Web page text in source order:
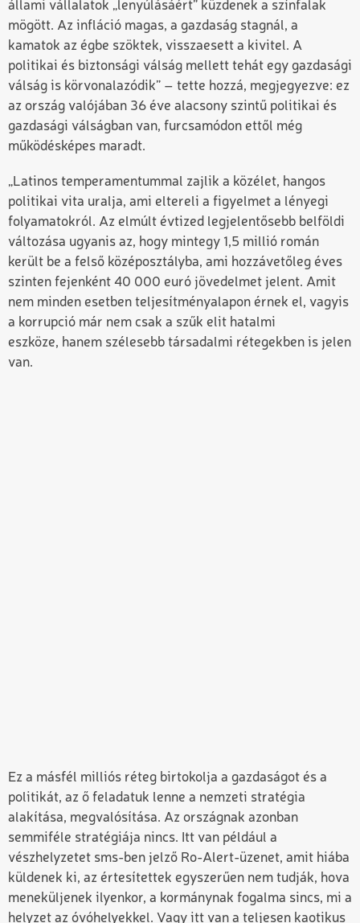
állami vállalatok „lenyúlásáért” küzdenek a színfalak
mögött. Az infláció magas, a gazdaság stagnál, a
kamatok az égbe szöktek, visszaesett a kivitel. A
politikai és biztonsági válság mellett tehát egy gazdasági
válság is körvonalazódik” – tette hozzá, megjegyezve: ez
az ország valójában 36 éve alacsony szintű politikai és
gazdasági válságban van, furcsamódon ettől még
működésképes maradt.
„Latinos temperamentummal zajlik a közélet, hangos
politikai vita uralja, ami eltereli a figyelmet a lényegi
folyamatokról. Az elmúlt évtized legjelentősebb belföldi
változása ugyanis az, hogy mintegy 1,5 millió román
került be a felső középosztályba, ami hozzávetőleg éves
szinten fejenként 40 000 euró jövedelmet jelent. Amit
nem minden esetben teljesítményalapon érnek el, vagyis
a korrupció már nem csak a szűk elit hatalmi
eszköze, hanem szélesebb társadalmi rétegekben is jelen
van.
Ez a másfél milliós réteg birtokolja a gazdaságot és a
politikát, az ő feladatuk lenne a nemzeti stratégia
alakítása, megvalósítása. Az országnak azonban
semmiféle stratégiája nincs. Itt van például a
vészhelyzetet sms-ben jelző Ro-Alert-üzenet, amit hiába
küldenek ki, az értesítettek egyszerűen nem tudják, hova
meneküljenek ilyenkor, a kormánynak fogalma sincs, mi a
helyzet az óvóhelyekkel. Vagy itt van a teljesen kaotikus